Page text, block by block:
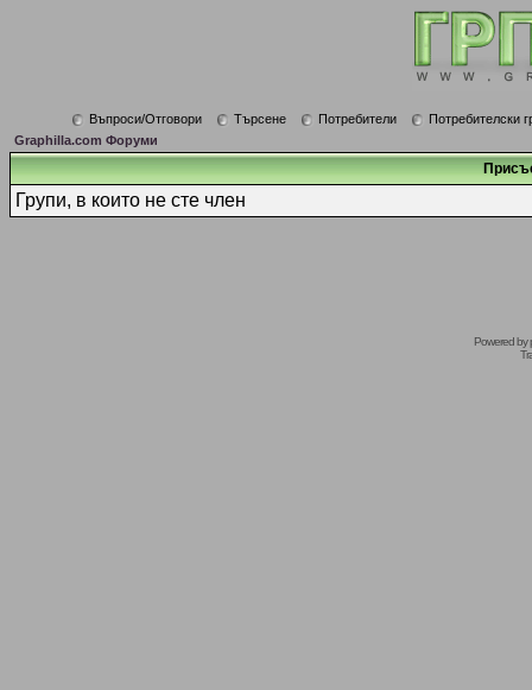
Въпроси/Отговори Търсене Потребители
Потребителски
Graphilla.com Форуми
Групи, в които не сте член
Powered by